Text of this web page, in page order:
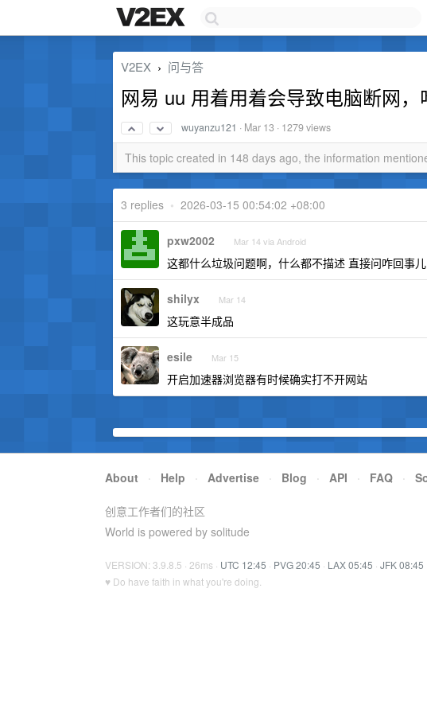
V2EX › 问与答
网易 uu 用着用着会导致电脑断网，
wuyanzu121 · Mar 13 · 1279 views
This topic created in 148 days ago, the information
3 replies • 2026-03-15 00:54:02 +08:00
pxw2002 Mar 14 via Android
这都什么垃圾问题啊，什么都不描述 直接问咋回事
shilyx Mar 14
这玩意半成品
esile Mar 15
开启加速器浏览器有时候确实打不开网站
About · Help · Advertise · Blog · API · FAQ ·
创意工作者们的社区
World is powered by solitude
VERSION: 3.9.8.5 · 26ms · UTC 12:45 · PVG 20:45 · LAX 05:45 · JFK 08:45
♥ Do have faith in what you're doing.